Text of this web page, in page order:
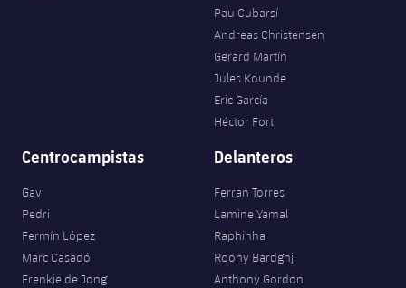
Pau Cubarsí
Andreas Christensen
Gerard Martín
Jules Kounde
Eric García
Héctor Fort
Centrocampistas
Gavi
Pedri
Fermín López
Marc Casadó
Frenkie de Jong
Delanteros
Ferran Torres
Lamine Yamal
Raphinha
Roony Bardghji
Anthony Gordon